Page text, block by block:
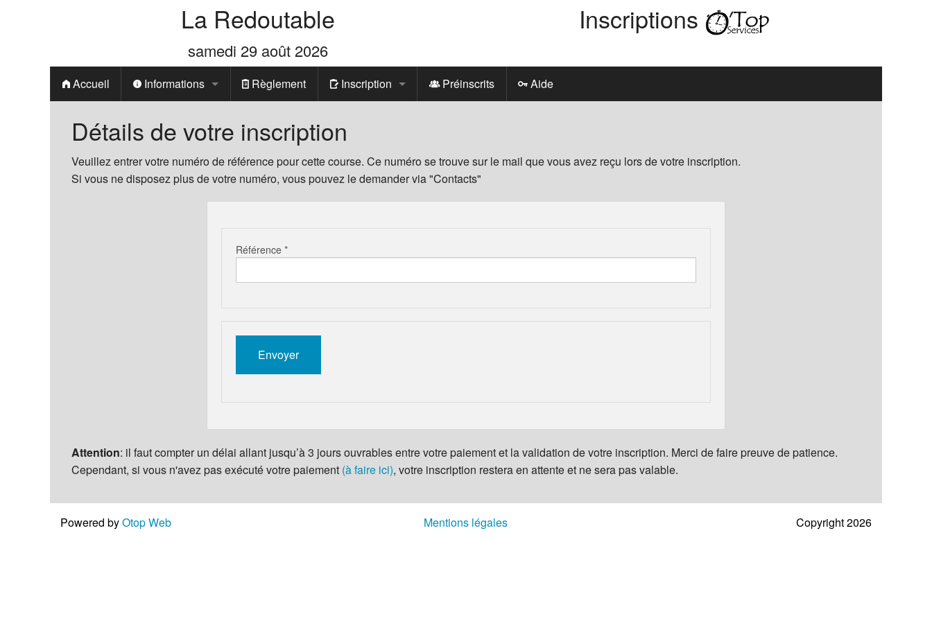
La Redoutable
samedi 29 août 2026
Inscriptions
Accueil Informations
Parcours 20.5 km
Règlement Inscription Préinscrits Aide
Détails de votre inscription
Veuillez entrer votre numéro de référence pour cette course. Ce numéro se trouve sur le mail que vous avez reçu lors de votre inscription.
Si vous ne disposez plus de votre numéro, vous pouvez le demander via "Contacts"
Référence *
Attention: il faut compter un délai allant jusqu’à 3 jours ouvrables entre votre paiement et la validation de votre inscription. Merci de faire preuve de patience.
Cependant, si vous n'avez pas exécuté votre paiement (à faire ici), votre inscription restera en attente et ne sera pas valable.
Powered byOtop Web Mentions légales Copyright 2026